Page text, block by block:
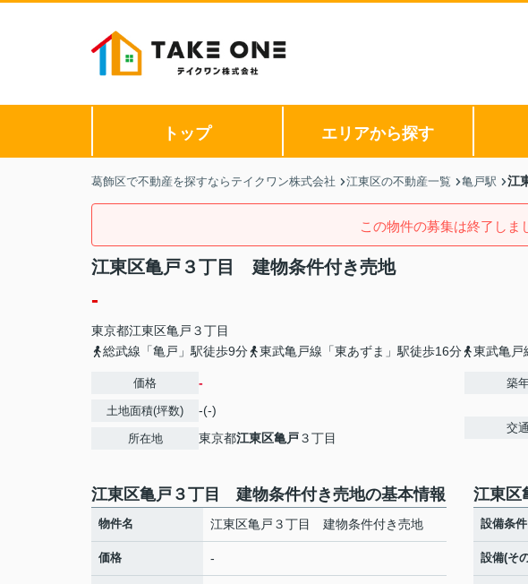
トップ エリアから探す
葛飾区で不動産を探すならテイクワン株式会社 江東区の不動産一覧 亀戸駅 江
この物件の募集は終了しま
江東区亀戸３丁目 建物条件付き売地
-
東京都江東区亀戸 ３丁目
総武線「亀戸」駅徒歩9分
東武亀戸線「東あずま」駅徒歩16分 東武亀戸
価格 -
土地面積(坪数) -(-)
所在地 東京都江東区亀戸３丁目
築
交通
江東区亀戸３丁目 建物条件付き売地の基本情報
物件名 江東区亀戸３丁目 建物条件付き売地
価格 -
江東区
設備条件
設備(そ